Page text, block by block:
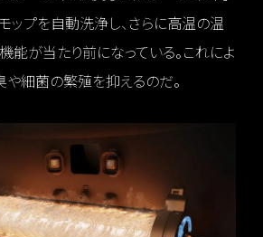
ップを自動洗浄し、さらに高温の温
能が当たり前になっている。これによ
や細菌の繁殖を抑えるのだ。